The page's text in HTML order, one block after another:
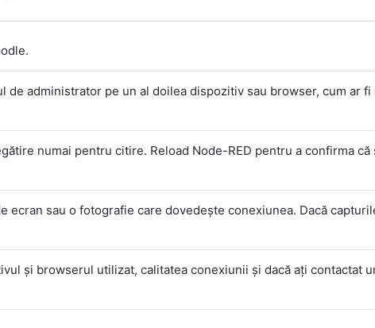
administrator pe un al doilea dispozitiv sau browser, cum ar
numai pentru citire. Reload Node-RED pentru a confirma că
sau o fotografie care dovedește conexiunea. Dacă
și browserul utilizat, calitatea conexiunii și dacă ați contactat